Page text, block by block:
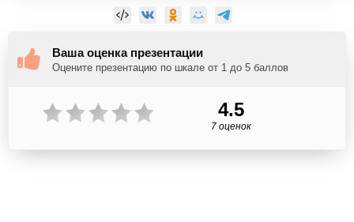
Ваша оценка презентации
Оцените презентацию по шкале от 1 до 5 баллов
4.5
7 оценок